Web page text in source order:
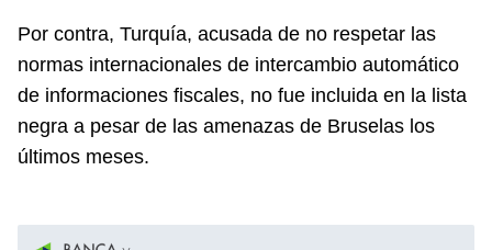
Por contra, Turquía, acusada de no respetar las
normas internacionales de intercambio automático
de informaciones fiscales, no fue incluida en la lista
negra a pesar de las amenazas de Bruselas los
últimos meses.